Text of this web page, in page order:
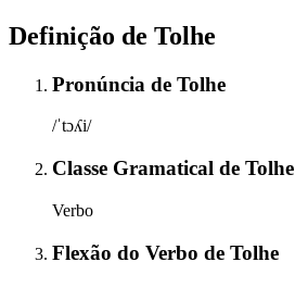
Definição de Tolhe
Pronúncia de Tolhe
/ˈtɔʎi/
Classe Gramatical de Tolhe
Verbo
Flexão do Verbo de Tolhe